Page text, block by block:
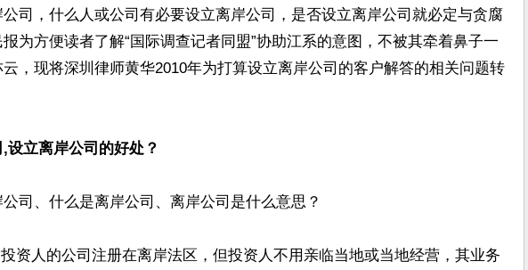
司，什么人或公司有必要设立离岸公司，是否设立离岸公司就必定与贪腐
为方便读者了解“国际调查记者同盟”协助江系的意图，不被其牵着鼻子一
，现将深圳律师黄华2010年为打算设立离岸公司的客户解答的相关问题转
设立离岸公司的好处？
司、什么是离岸公司、离岸公司是什么意思？
资人的公司注册在离岸法区，但投资人不用亲临当地或当地经营，其业务